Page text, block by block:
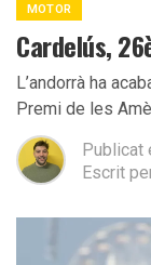
MOTOR
Cardelús,
L’andorrà ha
Premi de les
Publicat
Escrit